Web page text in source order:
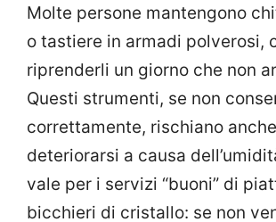
Molte persone mantengono
o tastiere in armadi polverosi,
riprenderli un giorno che non
Questi strumenti, se non
correttamente, rischiano
deteriorarsi a causa
vale per i servizi “buoni” di
bicchieri di cristallo: se non